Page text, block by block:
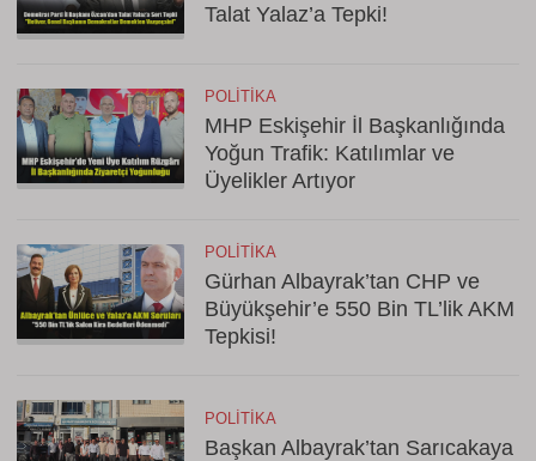
Talat Yalaz’a Tepki!
POLITIKA
MHP Eskişehir İl Başkanlığında
Yoğun Trafik: Katılımlar ve
Üyelikler Artıyor
POLITIKA
Gürhan Albayrak’tan CHP ve
Büyükşehir’e 550 Bin TL’lik AKM
Tepkisi!
POLITIKA
Başkan Albayrak’tan Sarıcakaya